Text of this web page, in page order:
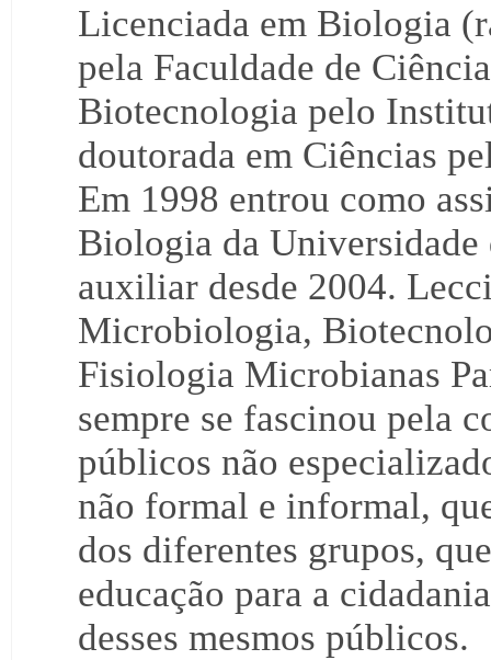
Licenciada em Biologia
pela Faculdade de
Biotecnologia pelo
doutorada em Ciências
Em 1998 entrou como
Biologia da
auxiliar desde 2004.
Microbiologia,
Fisiologia Microbianas
sempre se fascinou pela
públicos não
não formal e informal,
dos diferentes grupos,
educação para a
desses mesmos públicos.